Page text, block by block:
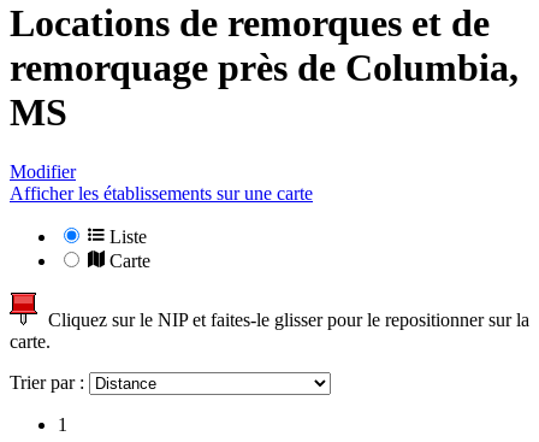
Locations de remorques et de
remorquage près de Columbia,
MS
Modifier
Afficher les établissements sur une carte
Liste
Carte
Cliquez sur le NIP et faites-le glisser pour le repositionner sur la
carte.
Trier par :
1